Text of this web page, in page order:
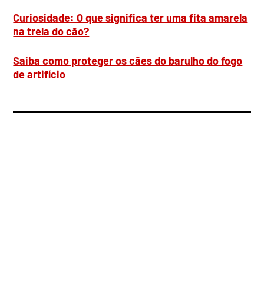
Curiosidade: O que significa ter uma fita amarela
na trela do cão?
Saiba como proteger os cães do barulho do fogo
de artifício